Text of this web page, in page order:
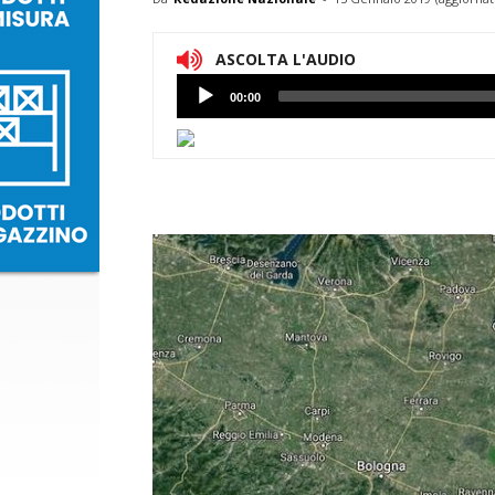
ASCOLTA L'AUDIO
Lettore
Audio
00:00